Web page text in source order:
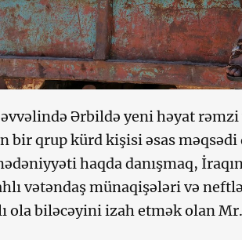
Ərbildə yeni həyat rəmzi
bir qrup kürd kişisi əsas məqsədi
haqda danışmaq,
vətəndaş münaqişələri və
ola biləcəyini izah etmək olan